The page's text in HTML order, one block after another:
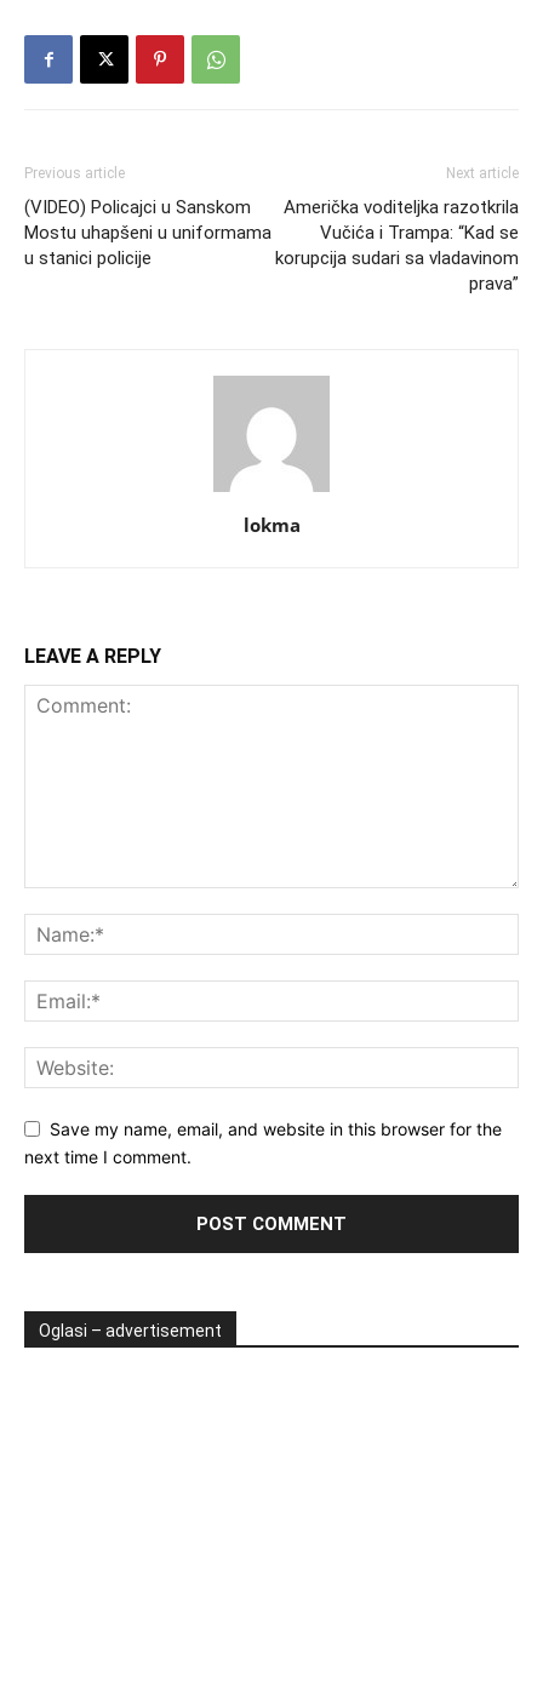
Previous article
(VIDEO) Policajci u Sanskom
Mostu uhapšeni u uniformama
u stanici policije
Next article
Američka voditeljka razotkrila
Vučića i Trampa: “Kad se
korupcija sudari sa vladavinom
prava”
lokma
LEAVE A REPLY
Save my name, email, and website in this browser for the
next time I comment.
Oglasi – advertisement